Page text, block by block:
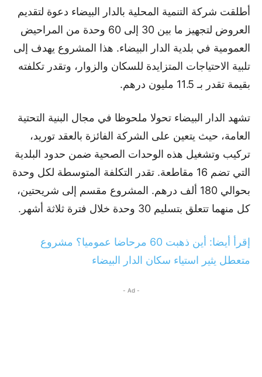
أطلقت شركة التنمية المحلية بالدار البيضاء دعوة لتقديم
العروض لتجهيز ما بين 30 إلى 60 وحدة من المراحيض
العمومية في بلدية الدار البيضاء. هذا المشروع يهدف إلى
تلبية الاحتياجات المتزايدة للسكان والزوار، وتقدر تكلفته
بقيمة تقدر بـ 11.5 مليون درهم.
تشهد الدار البيضاء تحولا ملحوظا في مجال البنية التحتية
العامة، حيث يتعين على الشركة الفائزة بالعقد توريد،
تركيب وتشغيل هذه الوحدات الصحية ضمن حدود البلدية
التي تضم 16 مقاطعة. تقدر التكلفة المتوسطة لكل وحدة
بحوالي 180 ألف درهم. المشروع مقسم إلى شريحتين،
كل منهما تتعلق بتسليم 30 وحدة خلال فترة ثلاثة أشهر.
إقرأ أيضا: أين ذهبت 60 مرحاضا عموميا؟ مشروع
متعطل يثير استياء سكان الدار البيضاء
- Ad -